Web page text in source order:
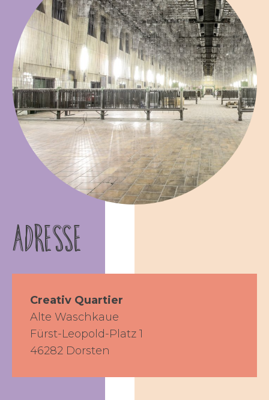
Adresse
Creativ Quartier
Alte Waschkaue
Fürst-Leopold-Platz 1
46282 Dorsten